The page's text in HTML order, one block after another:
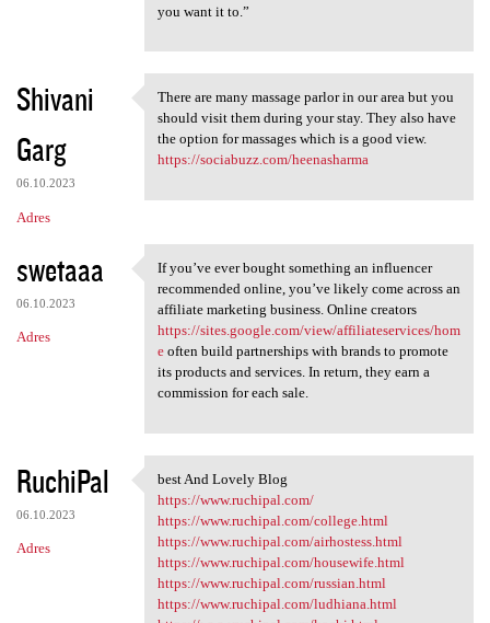
r
e
you want it to.”
Shivani
Garg
06.10.2023
Adres
There are many massage parlor
There are many massage parlor in our area but you
should visit them during your stay. They also have
the option for massages which is a good view.
https://sociabuzz.com/heenasharma
swetaaa
06.10.2023
Adres
If you’ve ever bought
If you’ve ever bought something an influencer
recommended online, you’ve likely come across an
affiliate marketing business. Online creators
https://sites.google.com/view/affiliateservices/hom
eoften build partnerships with brands to promote
its products and services. In return, they earn a
commission for each sale.
RuchiPal
06.10.2023
Adres
best And Lovely Blog
best And Lovely Blog
https://www.ruchipal.com/
https://www.ruchipal.com/college.html
https://www.ruchipal.com/airhostess.html
https://www.ruchipal.com/housewife.html
https://www.ruchipal.com/russian.html
https://www.ruchipal.com/ludhiana.html